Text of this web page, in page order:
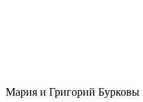
Мария и Григорий Бурковы